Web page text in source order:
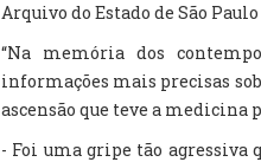
Arquivo do Estado de São
“Na memória dos
informações mais precisas
ascensão que teve a medicina
- Foi uma gripe tão agressiva